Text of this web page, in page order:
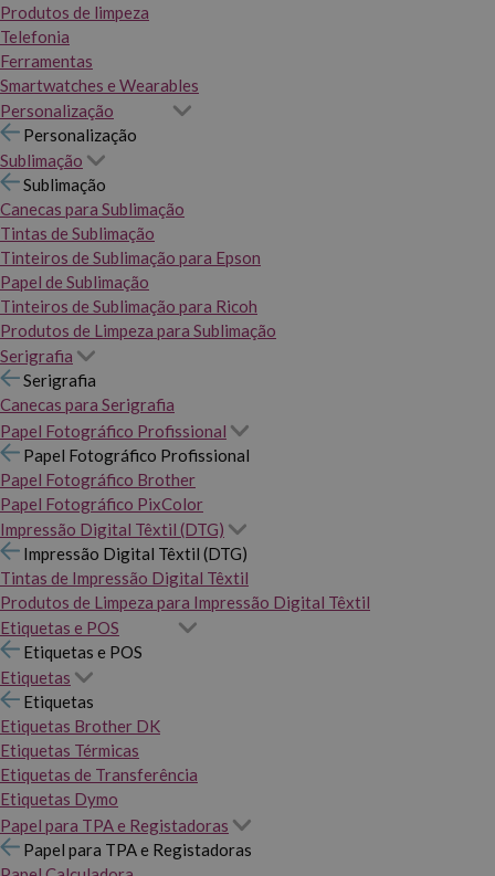
Produtos de limpeza
Telefonia
Ferramentas
Smartwatches e Wearables
Personalização
Personalização
Sublimação
Sublimação
Canecas para Sublimação
Tintas de Sublimação
Tinteiros de Sublimação para Epson
Papel de Sublimação
Tinteiros de Sublimação para Ricoh
Produtos de Limpeza para Sublimação
Serigrafia
Serigrafia
Canecas para Serigrafia
Papel Fotográfico Profissional
Papel Fotográfico Profissional
Papel Fotográfico Brother
Papel Fotográfico PixColor
Impressão Digital Têxtil (DTG)
Impressão Digital Têxtil (DTG)
Tintas de Impressão Digital Têxtil
Produtos de Limpeza para Impressão Digital Têxtil
Etiquetas e POS
Etiquetas e POS
Etiquetas
Etiquetas
Etiquetas Brother DK
Etiquetas Térmicas
Etiquetas de Transferência
Etiquetas Dymo
Papel para TPA e Registadoras
Papel para TPA e Registadoras